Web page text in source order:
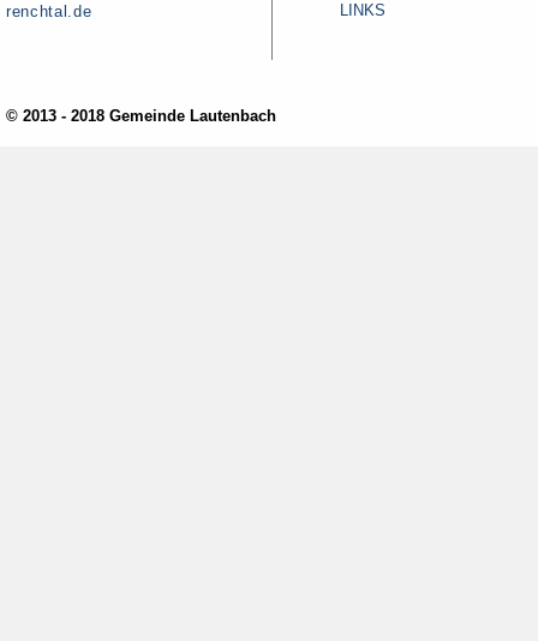
renchtal.de
LINKS
© 2013 - 2018 Gemeinde Lautenbach